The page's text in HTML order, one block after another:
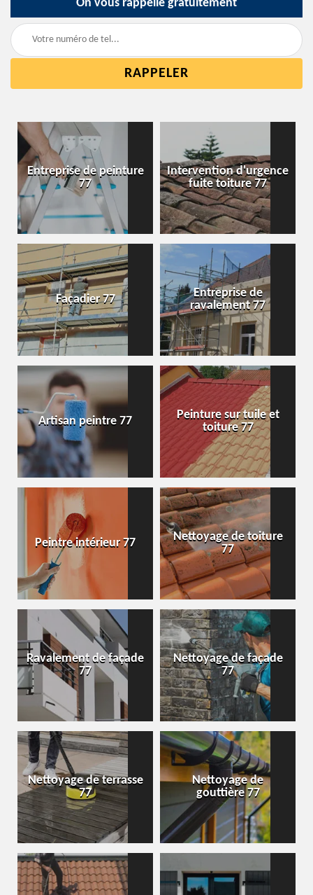
On vous rappelle gratuitement
Entreprise de peinture
77
Intervention d'urgence
fuite toiture 77
Façadier 77
Entreprise de
ravalement 77
Artisan peintre 77
Peinture sur tuile et
toiture 77
Peintre intérieur 77
Nettoyage de toiture
77
Ravalement de façade
77
Nettoyage de façade
77
Nettoyage de terrasse
77
Nettoyage de
gouttière 77